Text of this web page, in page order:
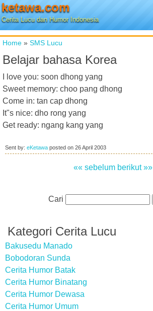
ketawa.com
Cerita Lucu dan Humor Indonesia
Home » SMS Lucu
Belajar bahasa Korea
I love you: soon dhong yang
Sweet memory: choo pang dhong
Come in: tan cap dhong
It"s nice: dho rong yang
Get ready: ngang kang yang
Sent by: eKetawa posted on 26 April 2003
«« sebelum berikut »»
Cari
Kategori Cerita Lucu
Bakusedu Manado
Bobodoran Sunda
Cerita Humor Batak
Cerita Humor Binatang
Cerita Humor Dewasa
Cerita Humor Umum